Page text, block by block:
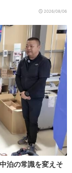
2026/08/06
泊の常識を変えそ